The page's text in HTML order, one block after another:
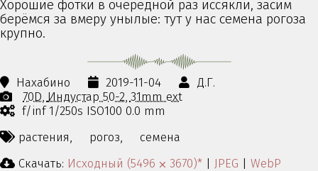
Хорошие фотки в очередной раз иссякли, засим
берёмся за вмеру унылые: тут у нас семена рогоза
крупно.
Нахабино 2019-11-04
Д.Г.
70D Индустар 50-2 31mm ext
f/inf 1/250s ISO100 0.0 mm
растения,
рогоз,
семена
Скачать: Исходный (5496 ⨉ 3670)* | JPEG | WebP